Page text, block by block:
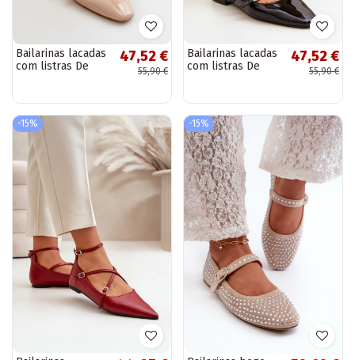
Bailarinas lacadas
com listras De
47,52 €
55,90 €
Bailarinas lacadas
com listras De
47,52 €
55,90 €
-15% -15%